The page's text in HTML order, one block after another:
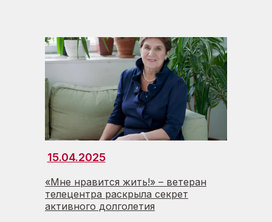
«Мне нравится жить!» – ветеран
телецентра раскрыла секрет
активного долголетия
15.04.2025